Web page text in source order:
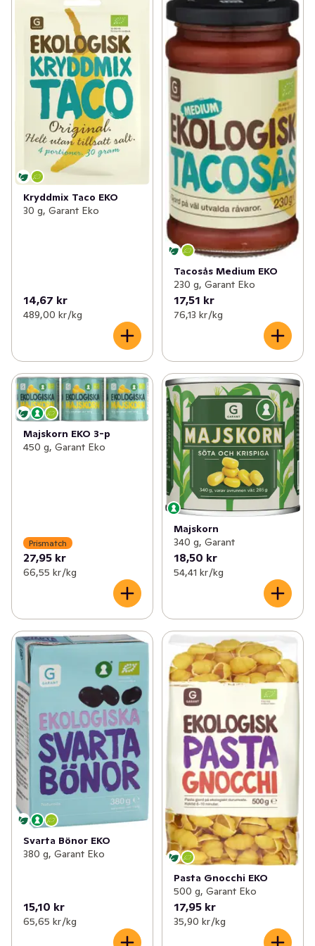
Kryddmix Taco EKO
30 g, Garant Eko
14,67 kr
489,00 kr /kg
Tacosås Medium EKO
230 g, Garant Eko
17,51 kr
76,13 kr /kg
Majskorn EKO 3-p
450 g, Garant Eko
Prismatch
27,95 kr
66,55 kr /kg
Majskorn
340 g, Garant
18,50 kr
54,41 kr /kg
Svarta Bönor EKO
380 g, Garant Eko
15,10 kr
65,65 kr /kg
Pasta Gnocchi EKO
500 g, Garant Eko
17,95 kr
35,90 kr /kg